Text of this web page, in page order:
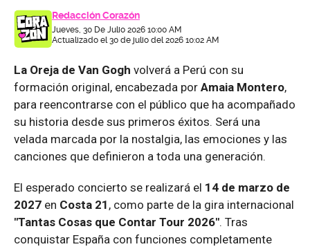
Redacción Corazón
Jueves, 30 De Julio 2026 10:00 AM
Actualizado el 30 de julio del 2026 10:02 AM
La Oreja de Van Gogh volverá a Perú con su
formación original, encabezada por Amaia Montero,
para reencontrarse con el público que ha acompañado
su historia desde sus primeros éxitos. Será una
velada marcada por la nostalgia, las emociones y las
canciones que definieron a toda una generación.
El esperado concierto se realizará el 14 de marzo de
2027 en Costa 21 , como parte de la gira internacional
"Tantas Cosas que Contar Tour 2026". Tras
conquistar España con funciones completamente